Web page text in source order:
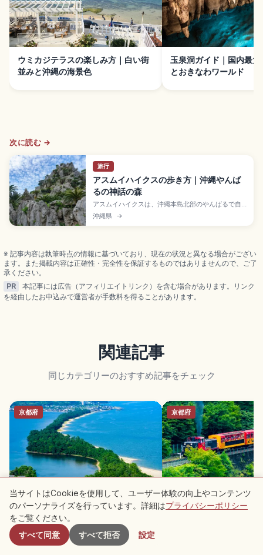
ウミカジテラスの楽しみ方｜白い街
並みと沖縄の海景色
玉泉洞ガイド｜国内最
とおきなわワールド
次に読む →
旅行
アスムイハイクスの歩き方｜沖縄やんば
るの神話の森
アスムイハイクスは、沖縄本島北部のやんばるで自
然と琉球神話にふれながら歩けるハイキング体験。
奇岩や森、音声ガイドの流れ、服装の注意点を紹介
沖縄県 →
※ 記事内容は執筆時点の情報に基づいており、現在の状況と異なる場合がござい
ます。また掲載内容は正確性・完全性を保証するものではありませんので、ご了
承ください。
PR
本記事には広告（アフィリエイトリンク）を含む場合があります。リンク
を経由したお申込みで運営者が手数料を得ることがあります。
関連記事
同じカテゴリーのおすすめ記事をチェック
京都府
天橋立の見どころ｜股のぞき・松並
木・観光船で楽しむ日本三景
京都府
嵯峨野トロッコ列車の
津川渓谷の絶景旅
付近のスポット
当サイトはCookieを使用して、ユーザー体験の向上やコンテンツ
のパーソナライズを行っています。詳細はプライバシーポリシー
をご覧ください。
すべて同意
すべて拒否 設定